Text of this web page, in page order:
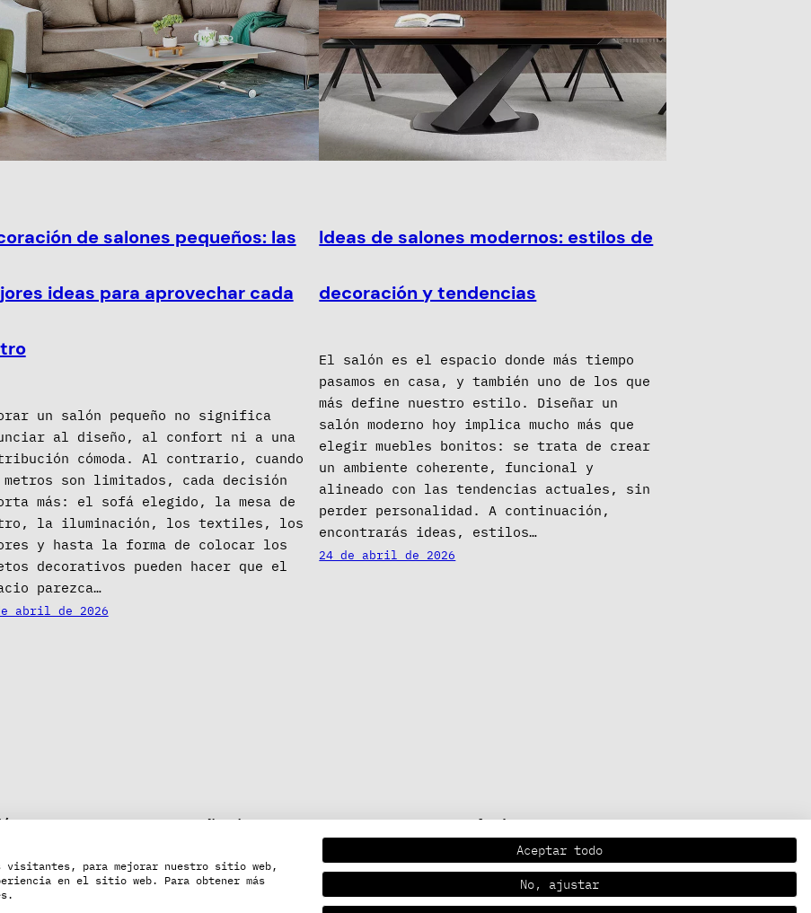
de salones pequeños: las
ideas para aprovechar cada
un salón pequeño no significa
al diseño, al confort ni a una
cómoda. Al contrario, cuando
son limitados, cada decisión
más: el sofá elegido, la mesa de
la iluminación, los textiles, los
y hasta la forma de colocar los
decorativos pueden hacer que el
parezca…
abril de 2026
Ideas de salones modernos: estilos de
decoración y tendencias
El salón es el espacio donde más tiempo
pasamos en casa, y también uno de los que
más define nuestro estilo. Diseñar un
salón moderno hoy implica mucho más que
elegir muebles bonitos: se trata de crear
un ambiente coherente, funcional y
alineado con las tendencias actuales, sin
perder personalidad. A continuación,
encontrarás ideas, estilos…
24 de abril de 2026
de interiorismo y
Nuestra empresa
Tiendas
Contacte con nosotros
Ayuda
Garantía y Devoluciones
Condiciones de compra
Faqs
visitantes, para mejorar nuestro sitio web,
en el sitio web. Para obtener más
Aceptar todo
No, ajustar